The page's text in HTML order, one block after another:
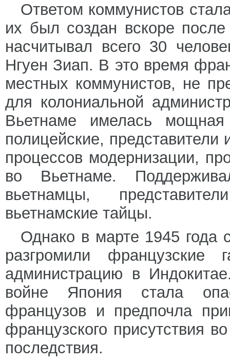
Ответом коммунистов
их был создан вскоре
насчитывал всего 30
Нгуен Зиап. В это время
местных коммунистов, не
для колониальной
Вьетнаме имелась
полицейские,
процессов модернизации,
во Вьетнаме.
вьетнамцы,
вьетнамские тайцы.
Однако в марте 1945 года
разгромили французские
администрацию в
войне Япония стала
французов и предпочла
французского присутствия
последствия.